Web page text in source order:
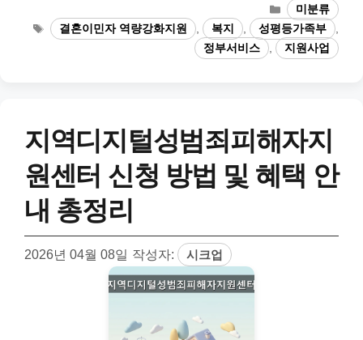
카
테
고
리
미분류
태
그
결혼이민자 역량강화지원 , 복지 , 성평등가족부
,
정부서비스
, 지원사업
지역디지털성범죄피해자지
원센터 신청 방법 및 혜택 안
내 총정리
2026년 04월 08일 작성자: 시크업